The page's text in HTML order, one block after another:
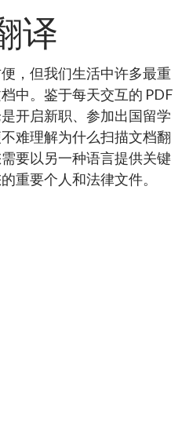
译
，但我们生活中许多最重
中。鉴于每天交互的 PDF
开启新职、参加出国留学
难理解为什么扫描文档翻
要以另一种语言提供关键
重要个人和法律文件。